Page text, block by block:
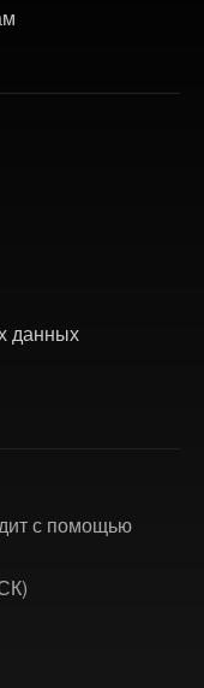
данных
с помощью